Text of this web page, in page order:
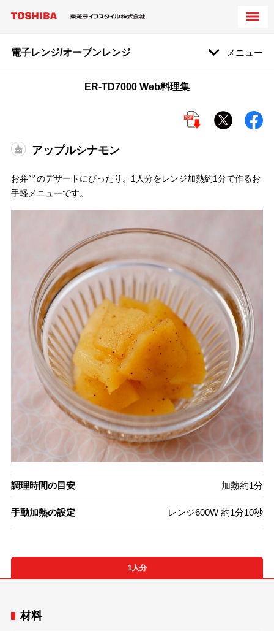
電子レンジ/オーブンレンジ メニュー
ER-TD7000 Web料理集
アップルシナモン
お弁当のデザートにぴったり。1人分をレンジ加熱約1分で作るお
手軽メニューです。
調理時間の目安 加熱約1分
手動加熱の設定 レンジ600W 約1分10秒
1人分
材料